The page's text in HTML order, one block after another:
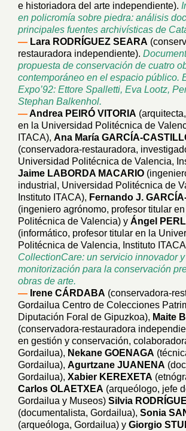
e historiadora del arte independiente).
en policromía sobre piedra: análisis
principales fuentes archivísticas de
— Lara RODRÍGUEZ SEARA
restauradora independiente).
propuesta de conservación de cuatro
contemporáneo en el espacio público.
Expo’92: Ettore Spalletti, Eva Lootz,
Stephan Balkenhol.
—Andrea PEIRÓ VITORIA
en la Universidad Politécnica de
ITACA), Ana María GARCÍA-
(conservadora-restauradora,
Universidad Politécnica de Valencia,
Jaime LABORDA MACARIO
industrial, Universidad Politécnica de
Instituto ITACA), Fernando J.
(ingeniero agrónomo, profesor titular
Politécnica de Valencia) y Ángel
(informático, profesor titular en la
Politécnica de Valencia, Instituto
CollectionCare: un servicio innovador
monitorización para la conservación
obras de arte.
— Irene CÁRDABA (conservadora-
Gordailua Centro de Colecciones
Diputación Foral de Gipuzkoa), Maite
(conservadora-restauradora
en gestión y conservación,
Gordailua), Nekane GOENAGA
Gordailua), Agurtzane JUANENA
Gordailua), Xabier KEREXETA
Carlos OLAETXEA (arqueólogo, jefe
Gordailua y Museos) Silvia
(documentalista, Gordailua), Sonia
(arqueóloga, Gordailua) y Giorgio